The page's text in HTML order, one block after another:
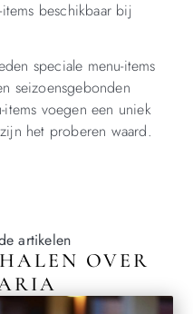
beschikbaar bij
speciale menu-items
seizoensgebonden
voegen een uniek
het proberen waard.
artikelen
OVER